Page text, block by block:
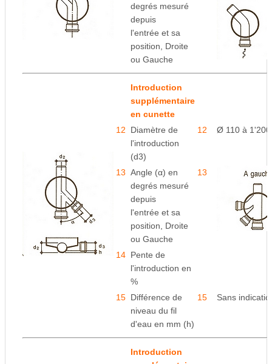
degrés mesuré
depuis
l'entrée et sa
position, Droite
ou Gauche
Introduction
supplémentaire
en cunette
12
Diamètre de
l'introduction
(d3)
12 Ø 110 à
13 Angle (α) en
degrés mesuré
depuis
l'entrée et sa
position, Droite
ou Gauche
13
14 Pente de
l'introduction en
%
15 Différence de
niveau du fil
d'eau en mm (h)
15 Sans
Introduction